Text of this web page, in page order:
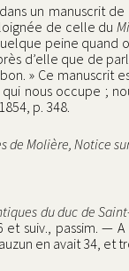
un manuscrit
de celle du
peine quand
d’elle que de
» Ce manuscrit
nous occupe ;
, 1854, p. 348.
de Molière, Notice
du duc de
et suiv., passim. —
en avait 34, et